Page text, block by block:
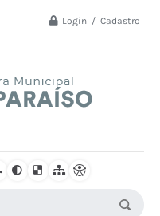
Login / Cadastro